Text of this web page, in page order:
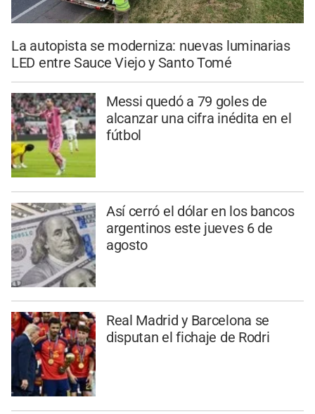
La autopista se moderniza: nuevas luminarias
LED entre Sauce Viejo y Santo Tomé
Messi quedó a 79 goles de
alcanzar una cifra inédita en el
fútbol
Así cerró el dólar en los bancos
argentinos este jueves 6 de
agosto
Real Madrid y Barcelona se
disputan el fichaje de Rodri